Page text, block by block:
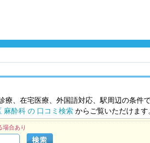
療、在宅医療、外国語対応、駅周辺の条件
麻酔科 の 口コミ検索 からご覧いただけます
合あり